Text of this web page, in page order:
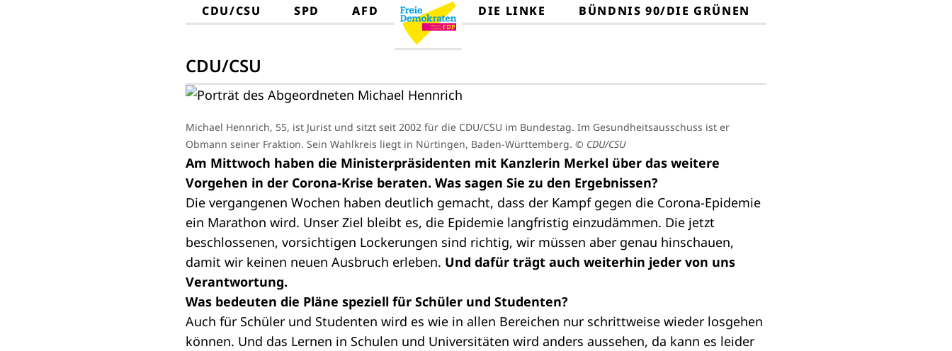
CDU/CSU SPD AFD DIE LINKE BÜNDNIS 90/DIE GRÜNEN
CDU/CSU
Michael Hennrich, 55, ist Jurist und sitzt seit 2002 für die CDU/CSU im Bundestag. Im Gesundheitsausschuss ist er
Obmann seiner Fraktion. Sein Wahlkreis liegt in Nürtingen, Baden-Württemberg. © CDU/CSU
Am Mittwoch haben die Ministerpräsidenten mit Kanzlerin Merkel über das weitere
Vorgehen in der Corona-Krise beraten. Was sagen Sie zu den Ergebnissen?
Die vergangenen Wochen haben deutlich gemacht, dass der Kampf gegen die Corona-Epidemie
ein Marathon wird. Unser Ziel bleibt es, die Epidemie langfristig einzudämmen. Die jetzt
beschlossenen, vorsichtigen Lockerungen sind richtig, wir müssen aber genau hinschauen,
damit wir keinen neuen Ausbruch erleben. Und dafür trägt auch weiterhin jeder von uns
Verantwortung.
Was bedeuten die Pläne speziell für Schüler und Studenten?
Auch für Schüler und Studenten wird es wie in allen Bereichen nur schrittweise wieder losgehen
können. Und das Lernen in Schulen und Universitäten wird anders aussehen, da kann es leider